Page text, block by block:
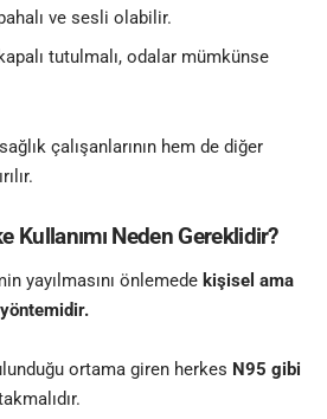
ve sesli olabilir.
tutulmalı, odalar mümkünse
çalışanlarının hem de diğer
Kullanımı Neden Gereklidir?
yayılmasını önlemede kişisel ama
ortama giren herkes N95 gibi